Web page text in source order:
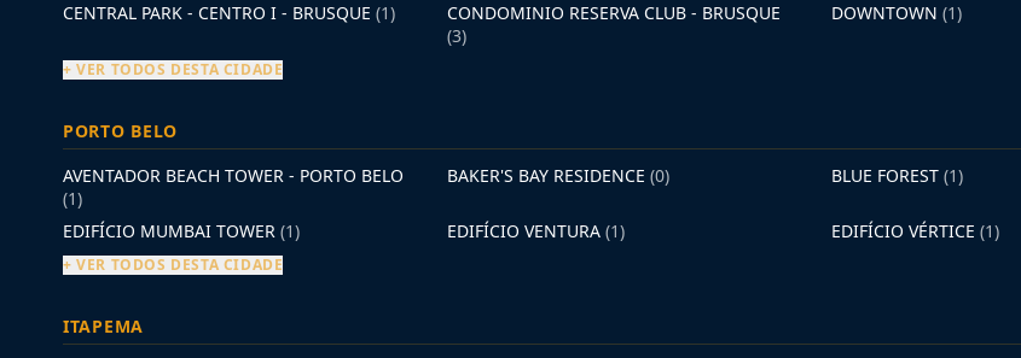
CENTRAL PARK - CENTRO I - BRUSQUE (1)
CONDOMINIO RESERVA CLUB - BRUSQUE
(3)
DOWNTOWN (1)
+ VER TODOS DESTA CIDADE
PORTO BELO
AVENTADOR BEACH TOWER - PORTO BELO
(1)
BAKER'S BAY RESIDENCE (0) BLUE FOREST (1)
EDIFÍCIO MUMBAI TOWER (1) EDIFÍCIO VENTURA (1) EDIFÍCIO VÉRTICE (1)
+ VER TODOS DESTA CIDADE
ITAPEMA